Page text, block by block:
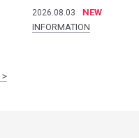
2026.08.03
NEW
INFORMATION